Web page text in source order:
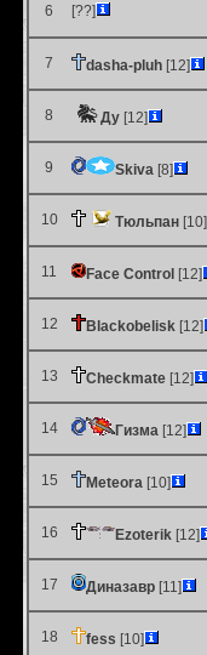
6 [??]
7 dasha-pluh [12]
8 Ду [12]
9 Skiva [8]
10 Тюльпан [10]
11 Face Control [12]
12 Blackobelisk [12]
13 Checkmate [12]
14 Гизма [12]
15 Meteora [10]
16 Ezoterik [12]
17 Диназавр [11]
18 fess [10]